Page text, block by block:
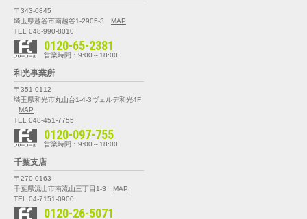
〒343-0845
埼玉県越谷市南越谷1-2905-3
MAP
TEL 048-990-8010
0120-65-2381
営業時間：9:00～18:00
和光事業所
〒351-0112
埼玉県和光市丸山台1-4-3ヴェルデ和光4F
MAP
TEL 048-451-7755
0120-097-755
営業時間：9:00～18:00
千葉支店
〒270-0163
千葉県流山市南流山三丁目1-3
MAP
TEL 04-7151-0900
0120-26-5071